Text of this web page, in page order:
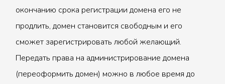
окончанию срока регистрации домена его не
продлить, домен становится свободным и его
сможет зарегистрировать любой желающий.
Передать права на администрирование домена
(переоформить домен) можно в любое время до